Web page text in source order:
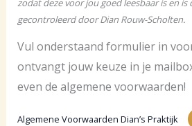
zodat deze voor jou goed leesbaar is en
gecontroleerd door Dian Rouw-Scholten.
Vul onderstaand formulier in
ontvangt jouw keuze in je
even de algemene voorwaarden!
Algemene Voorwaarden Dian’s Praktijk